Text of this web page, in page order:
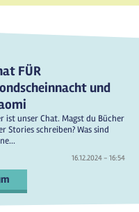
FÜR
und
ist unser Chat. Magst du Bücher
Stories schreiben? Was sind
16.12.2024 - 16:54